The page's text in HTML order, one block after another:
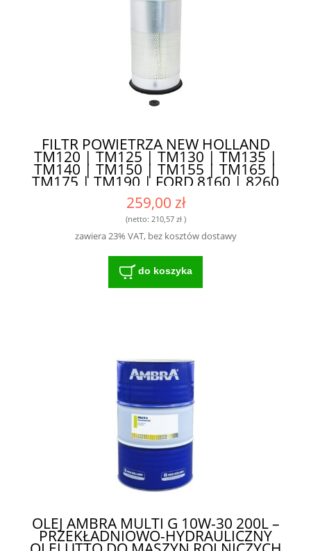
FILTR POWIETRZA NEW HOLLAND
TM120 | TM125 | TM130 | TM135 |
TM140 | TM150 | TM155 | TM165 |
TM175 | TM190 | FORD 8160 | 8260
| 8360 | 8560 CASE MXM
ZEWNĘTRZNY SA17214 - ZAPEWNIA
DŁUGĄ ŻYWOTNOŚĆ SILNIKA
259,00 zł
(netto: 210,57 zł)
zawiera 23% VAT, bez kosztów dostawy
do koszyka
OLEJ AMBRA MULTI G 10W-30 200L –
PRZEKŁADNIOWO-HYDRAULICZNY